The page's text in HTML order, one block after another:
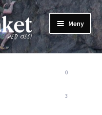
Meny
0
3